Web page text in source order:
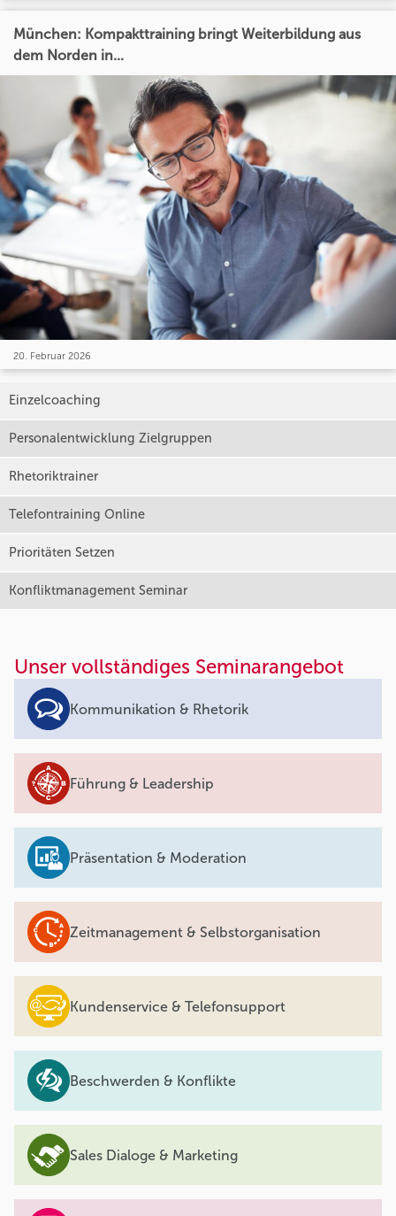
München: Kompakttraining bringt Weiterbildung aus
dem Norden in...
20. Februar 2026
Einzelcoaching
Personalentwicklung Zielgruppen
Rhetoriktrainer
Telefontraining Online
Prioritäten Setzen
Konfliktmanagement Seminar
Unser vollständiges Seminarangebot
Kommunikation & Rhetorik
Führung & Leadership
Präsentation & Moderation
Zeitmanagement & Selbstorganisation
Kundenservice & Telefonsupport
Beschwerden & Konflikte
Sales Dialoge & Marketing